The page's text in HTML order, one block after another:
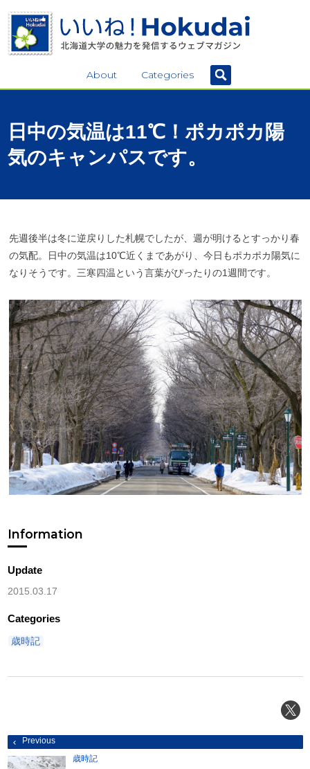
About Categories
日中の気温は11℃！ ポカポカ 陽
気のキャンパスです。
先週後半は冬に逆戻りした札幌でしたが、週が明けるとすっかり春
の気配。日中の気温は10℃近くまであがり、今日もポカポカ陽気に
なりそうです。三寒四温という言葉がぴったりの1週間です。
Information
Update
2015.03.17
Categories
歳時記
投
稿
ナ
Previous
歳時記